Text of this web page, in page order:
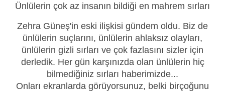
Ünlülerin çok az insanın bildiği en mahrem sırları
Zehra Güneş'in eski ilişkisi gündem oldu. Biz de
ünlülerin suçlarını, ünlülerin ahlaksız olayları,
ünlülerin gizli sırları ve çok fazlasını sizler için
derledik. Her gün karşınızda olan ünlülerin hiç
bilmediğiniz sırları haberimizde...
Onları ekranlarda görüyorsunuz, belki birçoğunu